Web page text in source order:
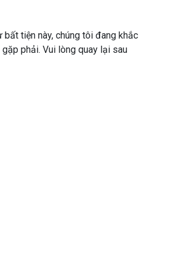
tiện này, chúng tôi đang khắc
phải. Vui lòng quay lại sau